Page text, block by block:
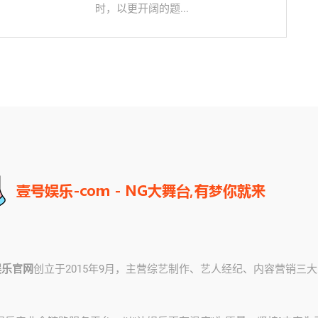
时，以更开阔的题...
官网创立于2015年9月，主营综艺制作、艺人经纪、内容营销三